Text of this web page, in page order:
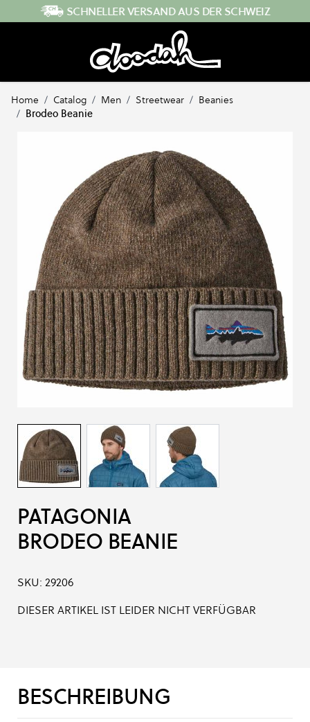
Direkt zum InhaltSCHNELLER VERSAND AUS DER SCHWEIZ
Home / Catalog / Men / Streetwear / Beanies
/ Brodeo Beanie
PATAGONIA
BRODEO BEANIE
SKU: 29206
DIESER ARTIKEL IST LEIDER NICHT VERFÜGBAR
BESCHREIBUNG